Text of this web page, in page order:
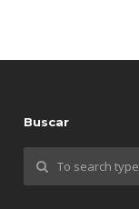
Buscar